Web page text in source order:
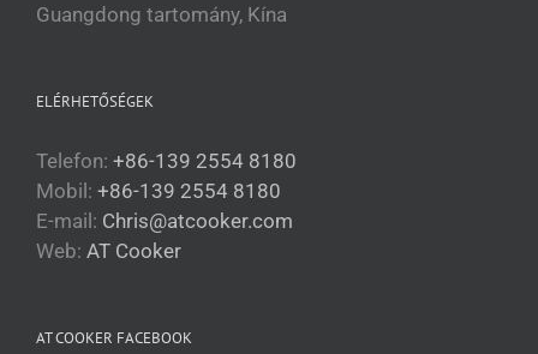
Guangdong tartomány, Kína
ELÉRHETŐSÉGEK
Telefon: +86-139 2554 8180
Mobil: +86-139 2554 8180
E-mail: Chris@atcooker.com
Web: AT Cooker
AT COOKER FACEBOOK